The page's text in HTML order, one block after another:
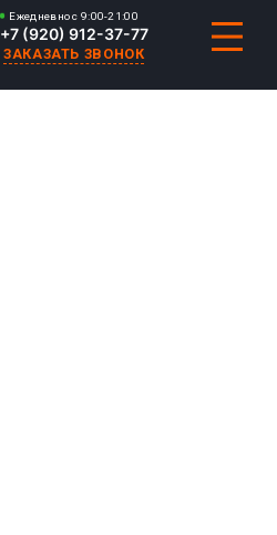
Ежедневно с 9:00-21:00
+7 (920) 912-37-77
ЗАКАЗАТЬ ЗВОНОК